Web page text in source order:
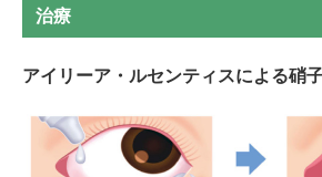
治療
アイリーア・ルセンティスによる硝